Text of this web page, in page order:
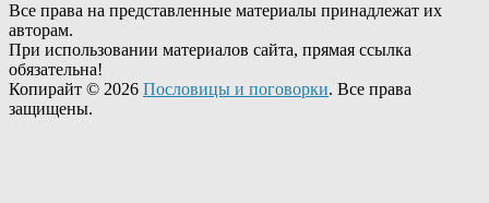
Все права на представленные материалы принадлежат их
авторам.
При использовании материалов сайта, прямая ссылка
обязательна!
Копирайт © 2026 Пословицы и поговорки. Все права
защищены.